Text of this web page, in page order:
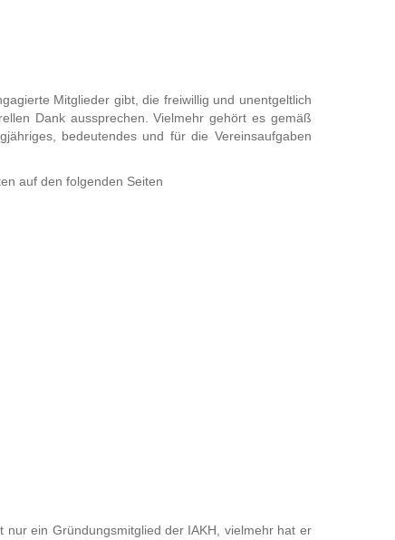
Mitglieder gibt, die freiwillig und unentgeltlich
Dank aussprechen. Vielmehr gehört es gemäß
bedeutendes und für die Vereinsaufgaben
auf den folgenden Seiten
nur ein Gründungsmitglied der IAKH, vielmehr hat er